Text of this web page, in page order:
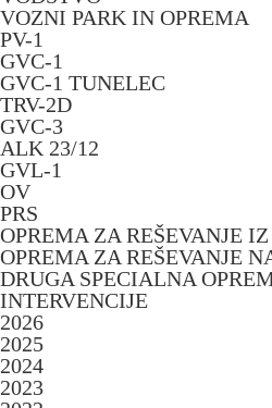
VOZNI PARK IN OPREMA
PV-1
GVC-1
GVC-1 TUNELEC
TRV-2D
GVC-3
ALK 23/12
GVL-1
OV
PRS
OPREMA ZA REŠEVANJE
OPREMA ZA REŠEVANJE
DRUGA SPECIALNA
INTERVENCIJE
2026
2025
2024
2023